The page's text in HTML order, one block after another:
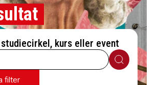
kurs eller event
Sök
filter